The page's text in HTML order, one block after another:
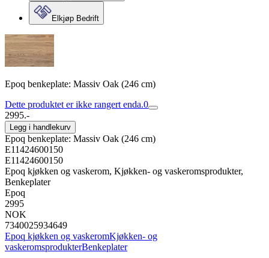
Elkjøp Bedrift
Epoq benkeplate: Massiv Oak (246 cm)
Dette produktet er ikke rangert enda.0
2995.-
Legg i handlekurv
Epoq benkeplate: Massiv Oak (246 cm)
E11424600150
E11424600150
Epoq kjøkken og vaskerom, Kjøkken- og vaskeromsprodukter,
Benkeplater
Epoq
2995
NOK
7340025934649
Epoq kjøkken og vaskeromKjøkken- og
vaskeromsprodukterBenkeplater